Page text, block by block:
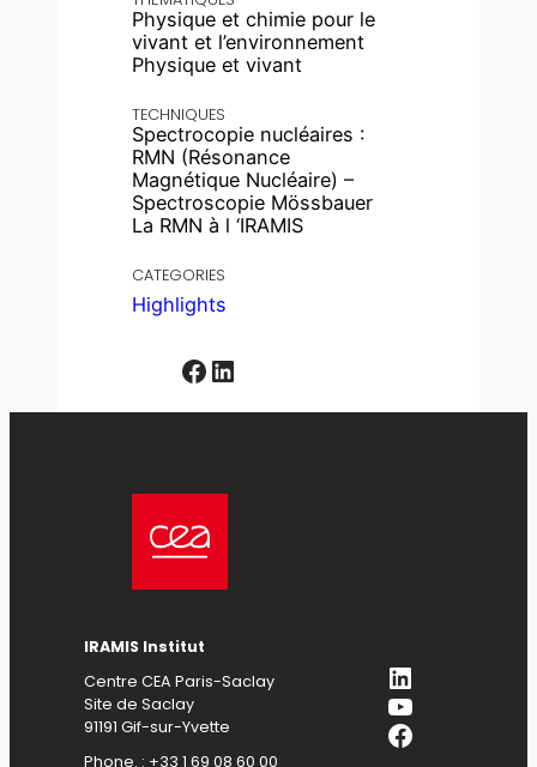
Physique et chimie pour le
vivant et l’environnement
Physique et vivant
TECHNIQUES
Spectrocopie nucléaires :
RMN (Résonance
Magnétique Nucléaire) –
Spectroscopie Mössbauer
La RMN à l ‘IRAMIS
CATEGORIES
Highlights
Facebook LinkedIn
IRAMIS Institut
Centre CEA Paris-Saclay
Site de Saclay
91191 Gif-sur-Yvette
Phone. : +33 1 69 08 60 00
LinkedIn
YouTube
Facebook